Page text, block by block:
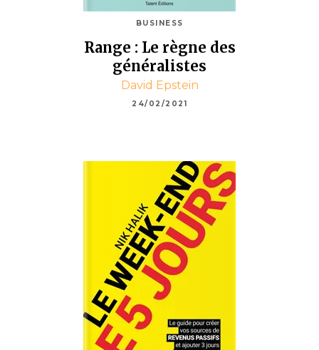
BUSINESS
Range : Le règne des
généralistes
David Epstein
24/02/2021